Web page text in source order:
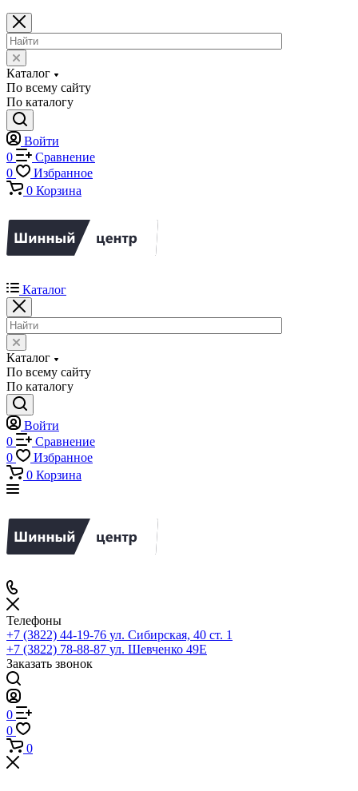
Каталог
По всему сайту
По каталогу
Войти
0
Сравнение
0
Избранное
0 Корзина
Каталог
Каталог
По всему сайту
По каталогу
Войти
0
Сравнение
0
Избранное
0 Корзина
Телефоны
+7 (3822) 44-19-76 ул. Сибирская, 40 ст. 1
+7 (3822) 78-88-87 ул. Шевченко 49Е
Заказать звонок
0
0
0